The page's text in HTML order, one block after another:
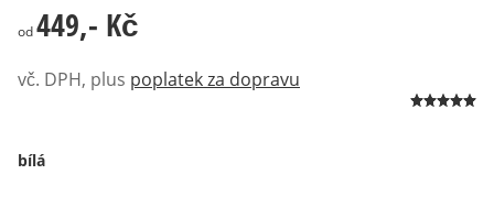
449,- Kč
od449,- Kč
vč. DPH, plus poplatek za dopravu
bílá